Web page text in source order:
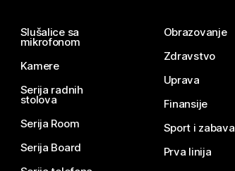
Slušalice sa
mikrofonom
Kamere
Serija radnih
stolova
Serija Room
Serija Board
Obrazovanje
Zdravstvo
Uprava
Finansije
Sport i zabava
Prva linija